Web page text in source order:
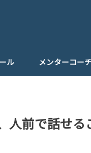
ル メンターコー
人前で話せる